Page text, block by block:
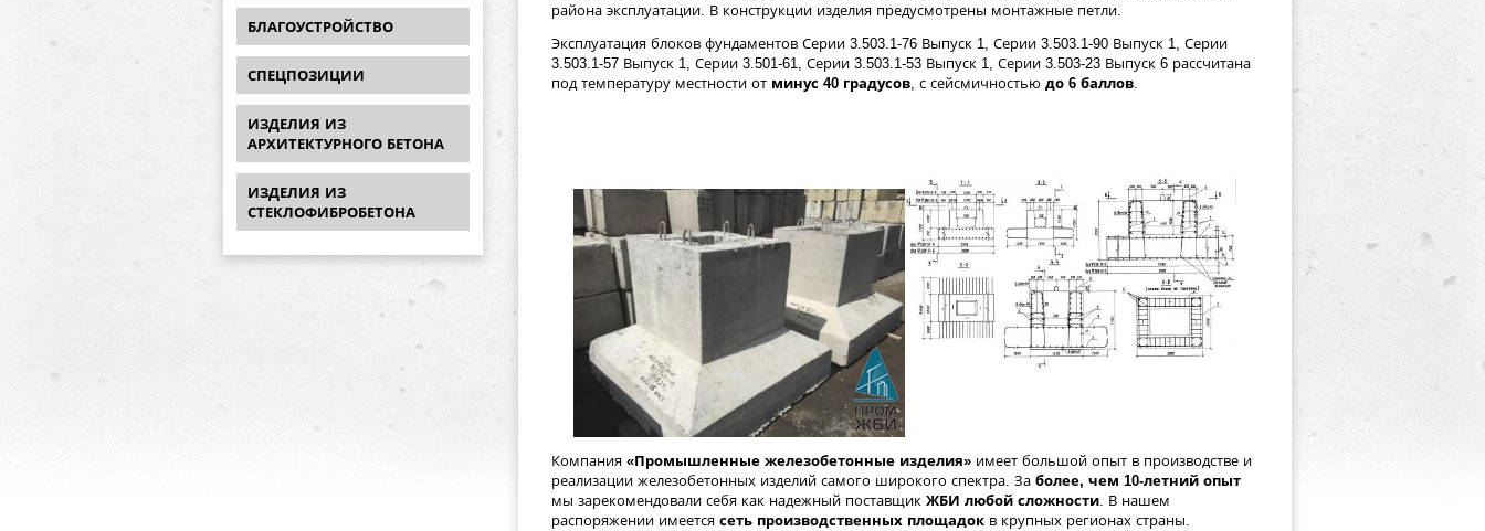
БЛАГОУСТРОЙСТВО
СПЕЦПОЗИЦИИ
ИЗДЕЛИЯ ИЗ
АРХИТЕКТУРНОГО БЕТОНА
ИЗДЕЛИЯ ИЗ
СТЕКЛОФИБРОБЕТОНА
района эксплуатации. В конструкции изделия предусмотрены монтажные петли.
Эксплуатация блоков фундаментов Серии 3.503.1-76 Выпуск 1, Серии 3.503.1-90 Выпуск 1, Серии
3.503.1-57 Выпуск 1, Серии 3.501-61, Серии 3.503.1-53 Выпуск 1, Серии 3.503-23 Выпуск 6 рассчитана
под температуру местности от минус 40 градусов, с сейсмичностью до 6 баллов.
Компания «Промышленные железобетонные изделия» имеет большой опыт в производстве и
реализации железобетонных изделий самого широкого спектра. За более, чем 10-летний опыт
мы зарекомендовали себя как надежный поставщик ЖБИ любой сложности. В нашем
распоряжении имеется сеть производственных площадок в крупных регионах страны.